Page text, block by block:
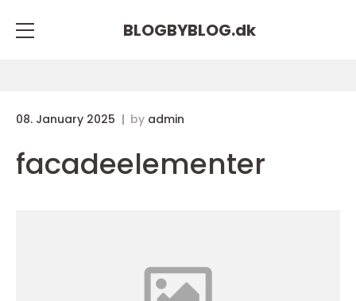
BLOGBYBLOG.dk
08. January 2025 by admin
facadeelementer